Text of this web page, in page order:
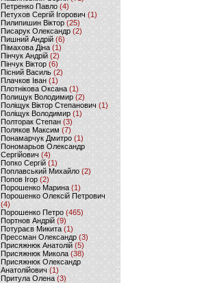
Петренко Павло (4)
Петухов Сергій Ігорович (1)
Пилипишин Віктор(25)
Писарук Олександр(2)
Пишний Андрій (6)
Пімахова Діна(1)
Пінчук Андрій(2)
Пінчук Віктор (6)
Пісний Василь (2)
Плачков Іван(1)
Плотнікова Оксана (1)
Полищук Володимир(2)
Поліщук Віктор Степанович(1)
Поліщук Володимир (1)
Полторак Степан(3)
Поляков Максим (7)
Понамарчук Дмитро (1)
Пономарьов Олександр
Сергійович(4)
Попко Сергій (1)
Поплавський Михайло (2)
Попов Ігор(2)
Порошенко Марина (1)
Порошенко Олексій Петрович
(4)
Порошенко Петро (465)
Портнов Андрій (9)
Потураєв Микита(1)
Прессман Олександр(3)
Присяжнюк Анатолій (5)
Присяжнюк Микола (38)
Присяжнюк Олександр
Анатолійович (1)
Притула Олена (3)